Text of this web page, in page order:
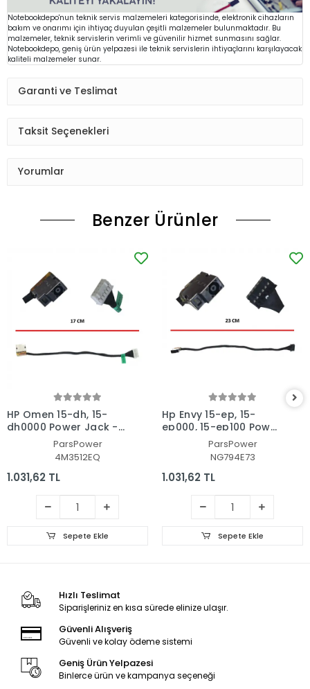
Notebookdepo'nun teknik servis malzemeleri kategorisinde, elektronik cihazların
bakım ve onarımı için ihtiyaç duyulan çeşitli malzemeler bulunmaktadır. Bu
malzemeler, teknik servislerin verimli ve güvenilir hizmet sunmasını sağlar.
Notebookdepo, geniş ürün yelpazesi ile teknik servislerin ihtiyaçlarını karşılayacak
kaliteli malzemeler sunar.
Garanti ve Teslimat
Taksit Seçenekleri
Yorumlar
Benzer Ürünler
HP Omen 15-dh, 15-
dh0000 Power Jack -
Adaptör Soketi
ParsPower
4M3512EQ
1.031,62 TL
Sepete Ekle
Hp Envy 15-ep, 15-
ep000, 15-ep100 Power
Jack - Adaptör Soketi
ParsPower
NG794E73
1.031,62 TL
Sepete Ekle
Hızlı Teslimat
Siparişleriniz en kısa sürede elinize ulaşır.
Güvenli Alışveriş
Güvenli ve kolay ödeme sistemi
Geniş Ürün Yelpazesi
Binlerce ürün ve kampanya seçeneği